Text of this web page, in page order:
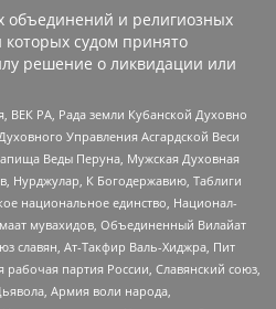
и религиозных
судом принято
решение о ликвидации или
ВЕК РА, Рада земли Кубанской Духовно
Управления Асгардской Веси
Веды Перуна, Мужская Духовная
Нурджулар, К Богодержавию, Таблиги
национальное единство, Национал-
мувахидов, Объединенный Вилайат
славян, Ат-Такфир Валь-Хиджра, Пит
партия России, Славянский союз,
Армия воли народа,